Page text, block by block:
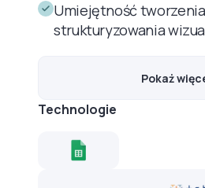
Umiejętność
strukturyzowania
Pokaż
Technologie